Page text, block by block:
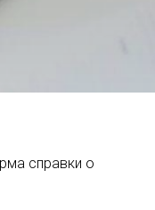
справки о